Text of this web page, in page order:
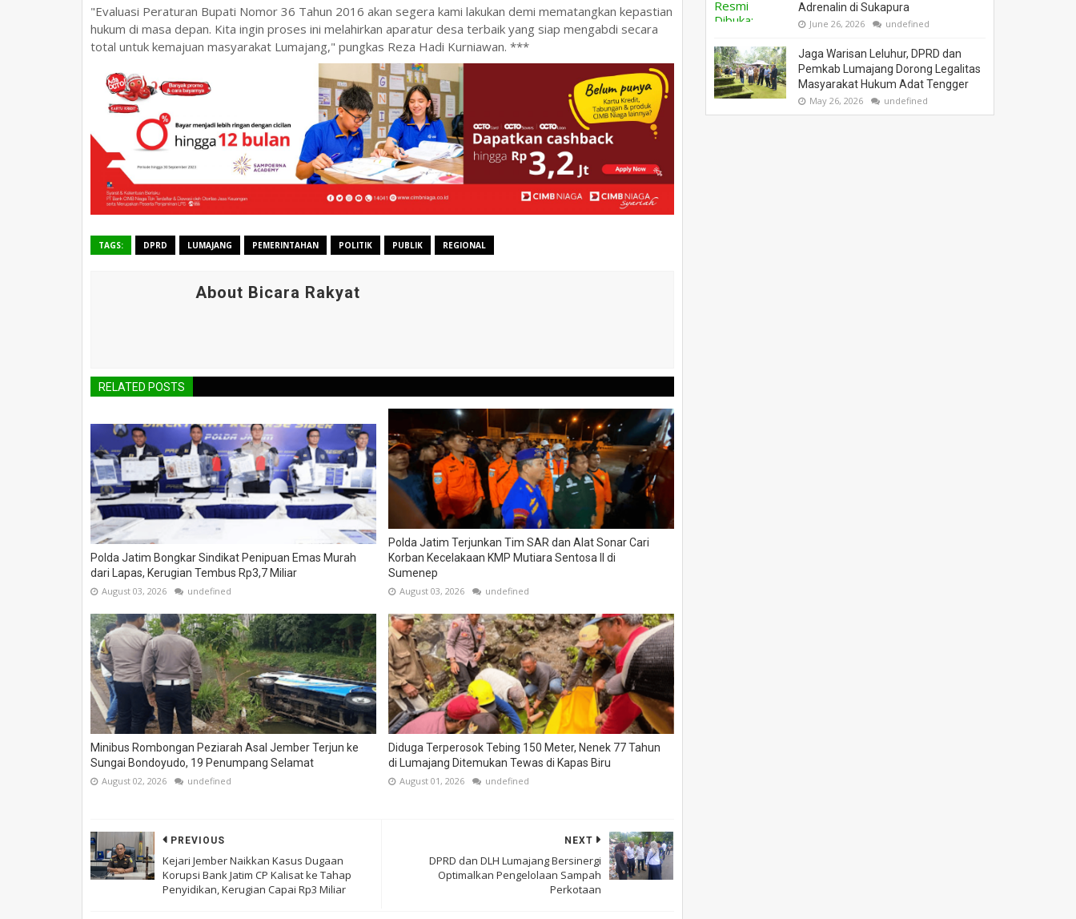
"Evaluasi Peraturan Bupati Nomor 36 Tahun 2016 akan segera kami lakukan demi mematangkan kepastian
hukum di masa depan. Kita ingin proses ini melahirkan aparatur desa terbaik yang siap mengabdi secara
total untuk kemajuan masyarakat Lumajang," pungkas Reza Hadi Kurniawan. ***
TAGS: DPRD LUMAJANG PEMERINTAHAN POLITIK PUBLIK REGIONAL
About Bicara Rakyat
RELATED POSTS
Polda Jatim Bongkar Sindikat Penipuan Emas Murah
dari Lapas, Kerugian Tembus Rp3,7 Miliar
August 03, 2026 undefined
Polda Jatim Terjunkan Tim SAR dan Alat Sonar Cari
Korban Kecelakaan KMP Mutiara Sentosa II di
Sumenep
August 03, 2026 undefined
Minibus Rombongan Peziarah Asal Jember Terjun ke
Sungai Bondoyudo, 19 Penumpang Selamat
August 02, 2026 undefined
Diduga Terperosok Tebing 150 Meter, Nenek 77 Tahun
di Lumajang Ditemukan Tewas di Kapas Biru
August 01, 2026 undefined
NEXT
DPRD dan DLH Lumajang Bersinergi
Optimalkan Pengelolaan Sampah
Perkotaan
PREVIOUS
Kejari Jember Naikkan Kasus Dugaan
Korupsi Bank Jatim CP Kalisat ke Tahap
Penyidikan, Kerugian Capai Rp3 Miliar
Adrenalin di Sukapura
June 26, 2026 undefined
Jaga Warisan Leluhur, DPRD dan
Pemkab Lumajang Dorong Legalitas
Masyarakat Hukum Adat Tengger
May 26, 2026 undefined